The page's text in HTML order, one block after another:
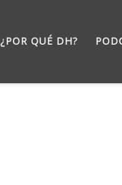
¿POR QUÉ DH?